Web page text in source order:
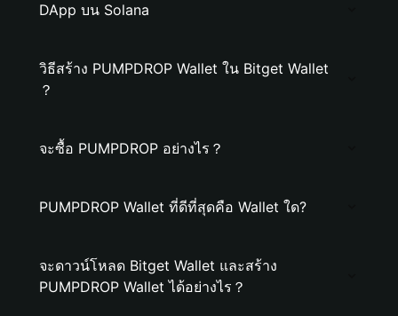
DApp บน Solana
วิธีสร้าง PUMPDROP Wallet ใน Bitget Wallet
？
จะซื้อ PUMPDROP อย่างไร？
PUMPDROP Wallet ที่ดีที่สุดคือ Wallet ใด?
จะดาวน์โหลด Bitget Wallet และสร้าง
PUMPDROP Wallet ได้อย่างไร？